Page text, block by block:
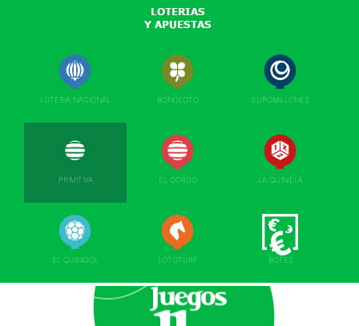
LOTERIA NACIONAL BONOLOTO EUROMILLONES
PRIMITIVA EL GORDO LA QUINIELA
EL QUINIGOL LOTOTURF BOTES